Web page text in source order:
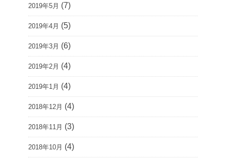
2019年5月 (7)
2019年4月 (5)
2019年3月 (6)
2019年2月 (4)
2019年1月 (4)
2018年12月 (4)
2018年11月 (3)
2018年10月 (4)